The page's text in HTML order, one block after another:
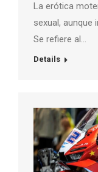
La erótica
sexual, aunque
Se refiere al…
Details